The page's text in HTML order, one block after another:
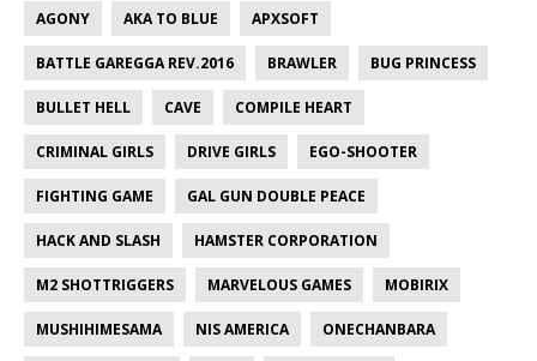
AGONY AKA TO BLUE APXSOFT
BATTLE GAREGGA REV.2016 BRAWLER BUG PRINCESS
BULLET HELL CAVE COMPILE HEART
CRIMINAL GIRLS DRIVE GIRLS EGO-SHOOTER
FIGHTING GAME GAL GUN DOUBLE PEACE
HACK AND SLASH HAMSTER CORPORATION
M2 SHOTTRIGGERS MARVELOUS GAMES MOBIRIX
MUSHIHIMESAMA NIS AMERICA ONECHANBARA